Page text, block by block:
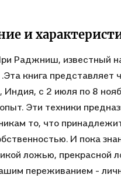
и
Раджниш, известный
.Эта книга
Индия, с 2 июля по 8
Эти техники
то, что
И пока
ложью, прекрасной
переживанием -